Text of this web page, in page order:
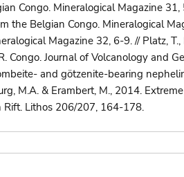
Congo. Mineralogical Magazine
the Belgian Congo. Mineralogical
Magazine 32, 6-9. // Platz, T.,
Journal of Volcanology and
and götzenite-bearing
M.A. & Erambert, M., 2014.
Lithos 206/207, 164-178.